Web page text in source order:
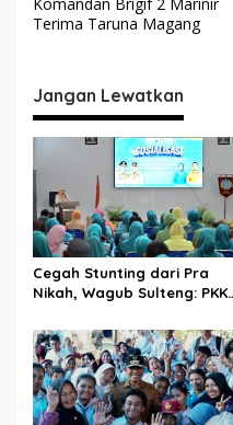
a
i
g
a
s
i
p
o
s
Terima Taruna Magang
Jangan Lewatkan
Cegah Stunting dari Pra
Nikah, Wagub Sulteng: PKK
Selamatkan Generasi Emas